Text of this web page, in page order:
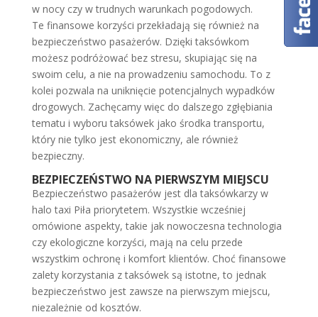
w nocy czy w trudnych warunkach pogodowych.
Te finansowe korzyści przekładają się również na
bezpieczeństwo pasażerów. Dzięki taksówkom
możesz podróżować bez stresu, skupiając się na
swoim celu, a nie na prowadzeniu samochodu. To z
kolei pozwala na uniknięcie potencjalnych wypadków
drogowych. Zachęcamy więc do dalszego zgłębiania
tematu i wyboru taksówek jako środka transportu,
który nie tylko jest ekonomiczny, ale również
bezpieczny.
BEZPIECZEŃSTWO NA PIERWSZYM MIEJSCU
Bezpieczeństwo pasażerów jest dla taksówkarzy w
halo taxi Piła priorytetem. Wszystkie wcześniej
omówione aspekty, takie jak nowoczesna technologia
czy ekologiczne korzyści, mają na celu przede
wszystkim ochronę i komfort klientów. Choć finansowe
zalety korzystania z taksówek są istotne, to jednak
bezpieczeństwo jest zawsze na pierwszym miejscu,
niezależnie od kosztów.